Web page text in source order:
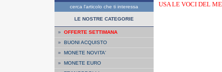
cerca l'articolo che ti interessa
LE NOSTRE CATEGORIE
» OFFERTE SETTIMANA
» BUONI ACQUISTO
» MONETE NOVITA'
» MONETE EURO
USA LE VOCI DEL